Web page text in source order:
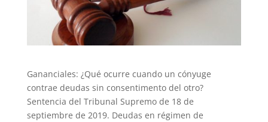
Gananciales: ¿Qué ocurre cuando un cónyuge
contrae deudas sin consentimento del otro?
Sentencia del Tribunal Supremo de 18 de
septiembre de 2019. Deudas en régimen de